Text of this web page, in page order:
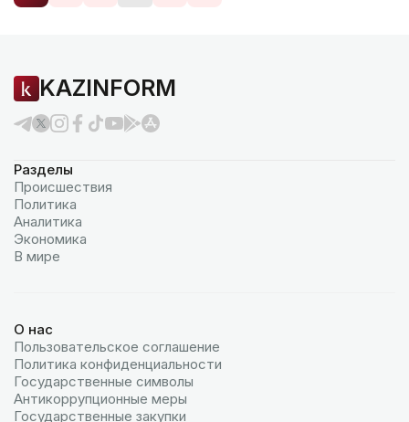
KAZINFORM
Разделы
Происшествия
Политика
Аналитика
Экономика
В мире
О нас
Пользовательское соглашение
Политика конфиденциальности
Государственные символы
Антикоррупционные меры
Государственные закупки